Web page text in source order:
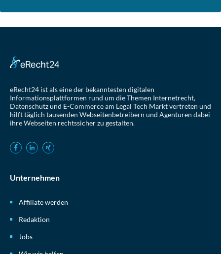
eRecht24 ist als eine der bekanntesten digitalen
Informationsplattformen rund um die Themen Internetrecht,
Datenschutz und E-Commerce am Legal Tech Markt vertreten und
hilft täglich tausenden Webseitenbetreibern und Agenturen dabei
ihre Webseiten rechtssicher zu gestalten.
Unternehmen
Affiliate werden
Redaktion
Jobs